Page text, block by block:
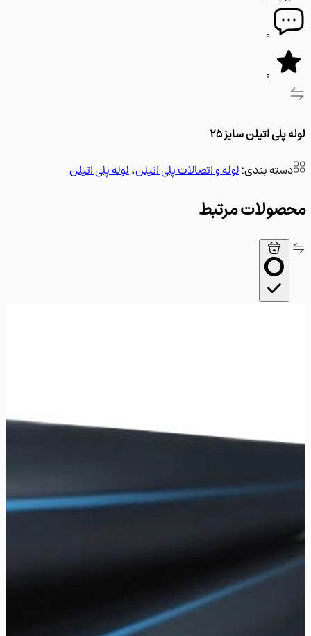
0
0
اتیلن سایز 25
بندی:لوله و اتصالات پلی اتیلن،لوله پلی اتیلن
مرتبط